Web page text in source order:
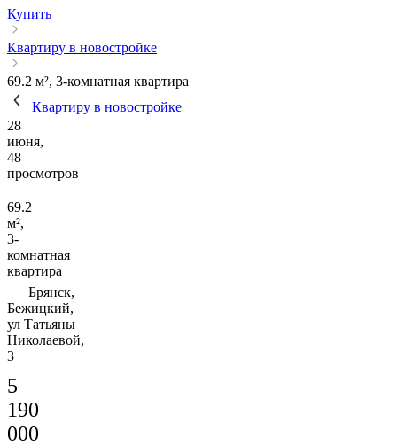
Купить
Квартиру в новостройке
69.2 м², 3-комнатная квартира
Квартиру в новостройке
28
июня,
48
просмотров
69.2
м²,
3-
комнатная
квартира
Брянск,
Бежицкий,
ул Татьяны
Николаевой,
3
5
190
000